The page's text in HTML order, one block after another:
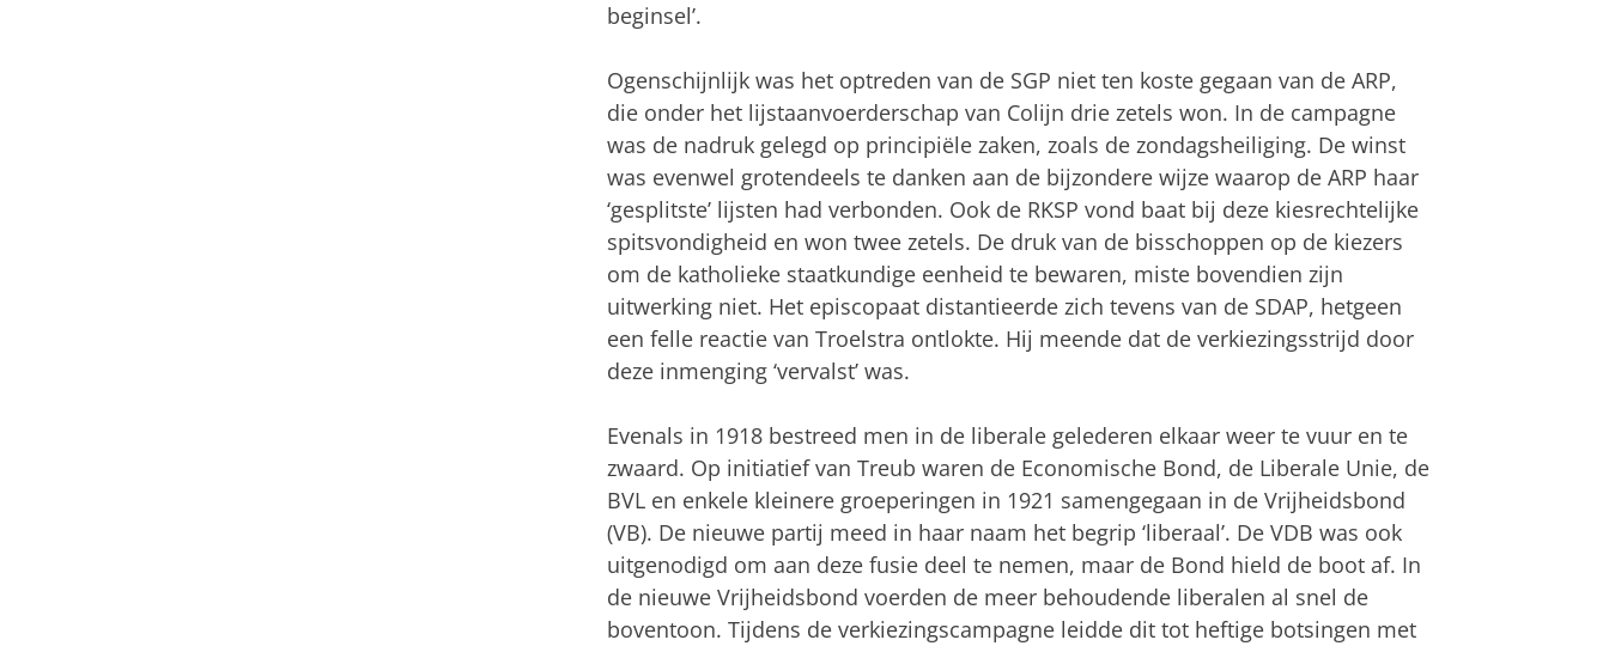
beginsel’.
Ogenschijnlijk was het optreden van de SGP niet ten koste gegaan van de ARP,
die onder het lijstaanvoerderschap van Colijn drie zetels won. In de campagne
was de nadruk gelegd op principiële zaken, zoals de zondagsheiliging. De winst
was evenwel grotendeels te danken aan de bijzondere wijze waarop de ARP haar
‘gesplitste’ lijsten had verbonden. Ook de RKSP vond baat bij deze kiesrechtelijke
spitsvondigheid en won twee zetels. De druk van de bisschoppen op de kiezers
om de katholieke staatkundige eenheid te bewaren, miste bovendien zijn
uitwerking niet. Het episcopaat distantieerde zich tevens van de SDAP, hetgeen
een felle reactie van Troelstra ontlokte. Hij meende dat de verkiezingsstrijd door
deze inmenging ‘vervalst’ was.
Evenals in 1918 bestreed men in de liberale gelederen elkaar weer te vuur en te
zwaard. Op initiatief van Treub waren de Economische Bond, de Liberale Unie, de
BVL en enkele kleinere groeperingen in 1921 samengegaan in de Vrijheidsbond
(VB). De nieuwe partij meed in haar naam het begrip ‘liberaal’. De VDB was ook
uitgenodigd om aan deze fusie deel te nemen, maar de Bond hield de boot af. In
de nieuwe Vrijheidsbond voerden de meer behoudende liberalen al snel de
boventoon. Tijdens de verkiezingscampagne leidde dit tot heftige botsingen met